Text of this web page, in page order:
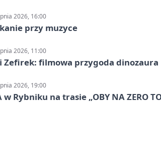
2026, 16:00
przy muzyce
2026, 11:00
Zefirek: filmowa przygoda dinozaura
2026, 19:00
w Rybniku na trasie „OBY NA ZERO